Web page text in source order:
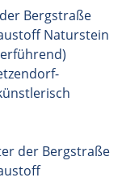
Bergstraße
Naturstein
der Bergstraße